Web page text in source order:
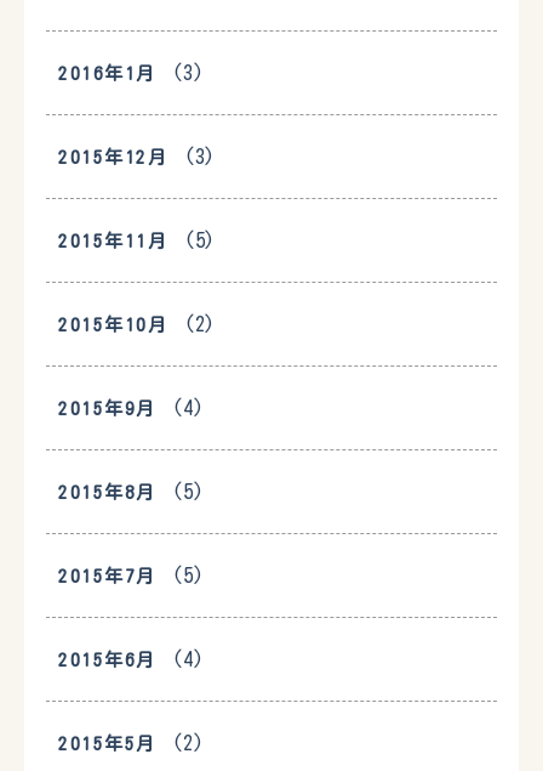
2016年1月 (3)
2015年12月 (3)
2015年11月 (5)
2015年10月 (2)
2015年9月 (4)
2015年8月 (5)
2015年7月 (5)
2015年6月 (4)
2015年5月 (2)